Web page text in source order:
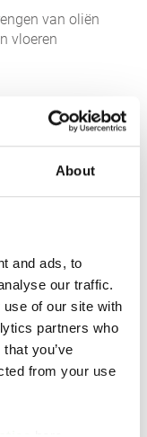
About
and ads, to
our traffic.
of our site with
partners who
you’ve
from your use
van oliën
vloeren
OF